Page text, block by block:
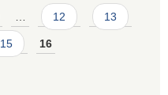
12 13
15 16